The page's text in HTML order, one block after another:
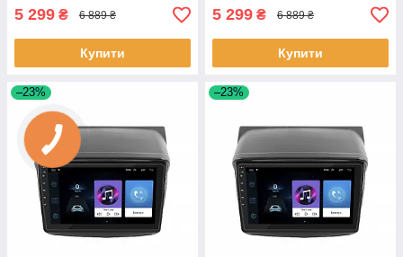
5 299 ₴ 6 889 ₴
Купити
5 299 ₴ 6 889 ₴
Купити
–23% –23%